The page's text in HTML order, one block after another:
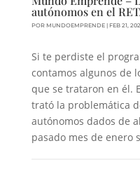
autónomos en el
POR MUNDOEMPRENDE| FEB 21,
Si te perdiste el
contamos algunos de
que se trataron en él.
trató la problemática
autónomos dados de
pasado mes de enero